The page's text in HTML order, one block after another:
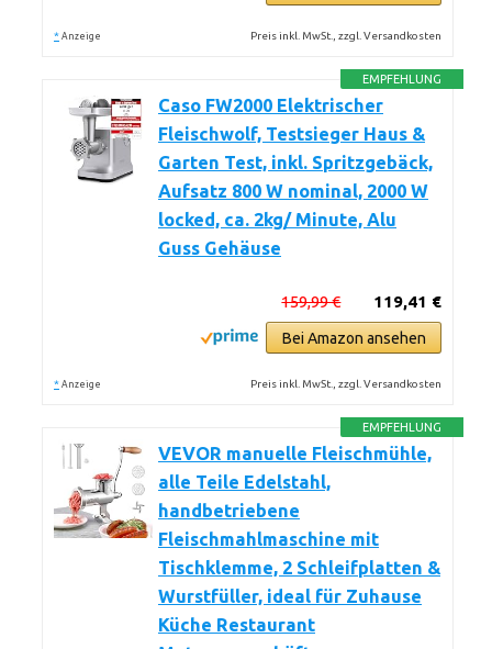
* Anzeige Preis inkl. MwSt., zzgl. Versandkosten
EMPFEHLUNG
Caso FW2000 Elektrischer
Fleischwolf, Testsieger Haus &
Garten Test, inkl. Spritzgebäck,
Aufsatz 800 W nominal, 2000 W
locked, ca. 2kg/ Minute, Alu
Guss Gehäuse
119,41 €
159,99 €
Bei Amazon ansehen
* Anzeige Preis inkl. MwSt., zzgl. Versandkosten
EMPFEHLUNG
VEVOR manuelle Fleischmühle,
alle Teile Edelstahl,
handbetriebene
Fleischmahlmaschine mit
Tischklemme, 2 Schleifplatten &
Wurstfüller, ideal für Zuhause
Küche Restaurant